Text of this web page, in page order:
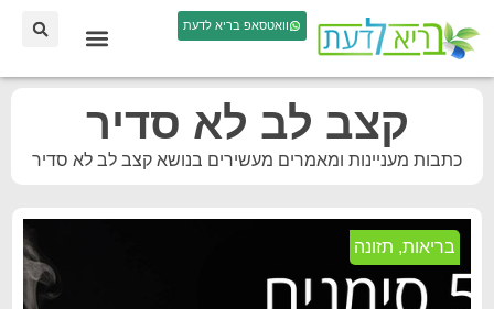
וואטסאפ בריא לדעת
קצב לב לא סדיר
כתבות מעניינות ומאמרים מעשירים בנושא קצב לב לא סדיר
בריאות, תזונה